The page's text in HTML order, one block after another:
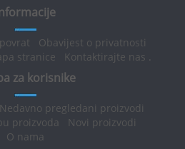
Obavijest o privatnosti
stranice Kontaktirajte nas .
za korisnike
Nedavno pregledani proizvodi
proizvoda
Novi proizvodi
O nama